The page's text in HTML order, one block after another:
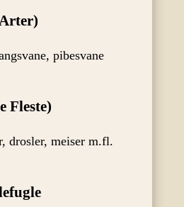
pibesvane
Fleste)
drosler, meiser m.fl.